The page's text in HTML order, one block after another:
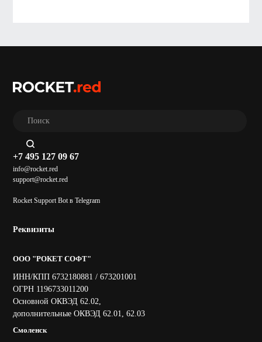
+7 495 127 09 67
info@rocket.red
support@rocket.red
Rocket Support Bot в Telegram
Реквизиты
ООО "РОКЕТ СОФТ"
ИНН/КПП 6732180881 / 673201001
ОГРН 1196733011200
Основной ОКВЭД 62.02,
дополнительные ОКВЭД 62.01, 62.03
Смоленск